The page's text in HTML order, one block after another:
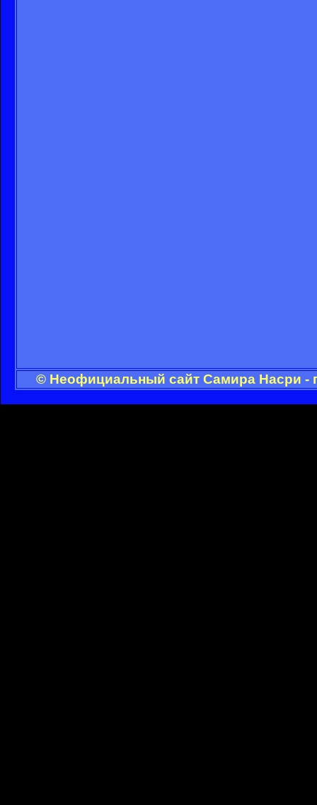
© Неофициальный сайт Самира Насри -